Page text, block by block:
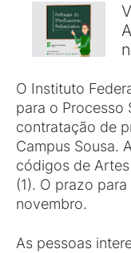
O Instituto
para o Processo
contratação de
Campus Sousa.
códigos de
(1). O prazo
novembro.
As pessoas